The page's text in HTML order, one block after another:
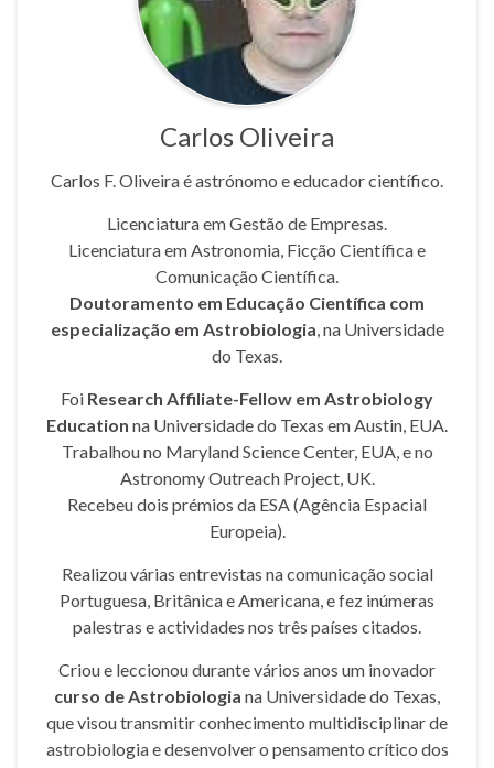
Carlos Oliveira
Carlos F. Oliveira é astrónomo e educador científico.
Licenciatura em Gestão de Empresas.
Licenciatura em Astronomia, Ficção Científica e
Comunicação Científica.
Doutoramento em Educação Científica com
especialização em Astrobiologia, na Universidade
do Texas.
Foi Research Affiliate-Fellow em Astrobiology
Education na Universidade do Texas em Austin, EUA.
Trabalhou no Maryland Science Center, EUA, e no
Astronomy Outreach Project, UK.
Recebeu dois prémios da ESA (Agência Espacial
Europeia).
Realizou várias entrevistas na comunicação social
Portuguesa, Britânica e Americana, e fez inúmeras
palestras e actividades nos três países citados.
Criou e leccionou durante vários anos um inovador
curso de Astrobiologia na Universidade do Texas,
que visou transmitir conhecimento multidisciplinar de
astrobiologia e desenvolver o pensamento crítico dos